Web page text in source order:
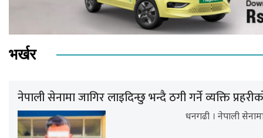
भर्खर
नेपाली सेनामा जागिर लाइदिन्छु भन्दै ठगी गर्ने व्यक्ति
धनगढी । नेपाली